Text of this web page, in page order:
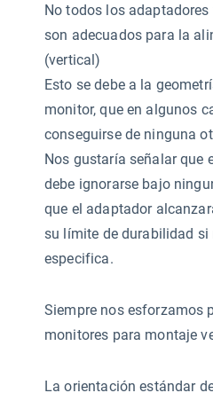
No todos los adaptadores
son adecuados para la
(vertical)
Esto se debe a la
monitor, que en algunos
conseguirse de ninguna
Nos gustaría señalar que
debe ignorarse bajo
que el adaptador
su límite de durabilidad
especifica.
Siempre nos esforzamos
monitores para montaje
La orientación estándar